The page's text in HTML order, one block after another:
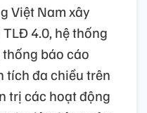
Việt Nam xây
4.0, hệ thống
báo cáo
tích đa chiều trên
trị các hoạt động